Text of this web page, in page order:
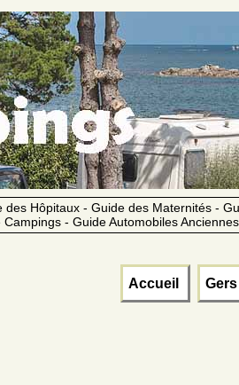
Hôpitaux - Guide des Maternités -
- Guide Automobiles
Accueil Gers